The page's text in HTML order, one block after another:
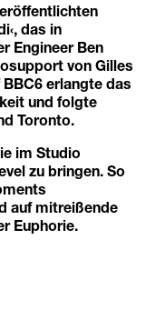
das in
Engineer Ben
von Gilles
erlangte das
und folgte
Toronto.
im Studio
zu bringen. So
auf mitreißende
Euphorie.